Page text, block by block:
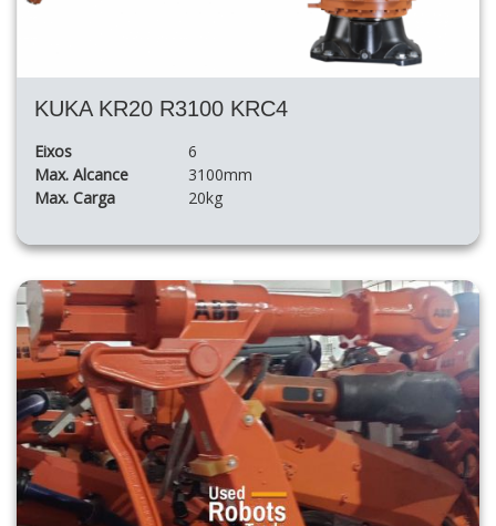
KUKA KR20 R3100 KRC4
Eixos
6
Max. Alcance
3100mm
Max. Carga
20kg